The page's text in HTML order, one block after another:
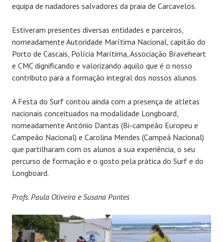
equipa de nadadores salvadores da praia de Carcavelos.
Estiveram presentes diversas entidades e parceiros,
nomeadamente Autoridade Marítima Nacional, capitão do
Porto de Cascais, Polícia Marítima, Associação Braveheart
e CMC dignificando e valorizando aquilo que é o nosso
contributo para a formação integral dos nossos alunos.
A Festa do Surf contou ainda com a presença de atletas
nacionais conceituados na modalidade Longboard,
nomeadamente António Dantas (Bi-campeão Europeu e
Campeão Nacional) e Carolina Mendes (Campeã Nacional)
que partilharam com os alunos a sua experiência, o seu
percurso de formação e o gosto pela prática do Surf e do
Longboard.
Profs. Paula Oliveira e Susana Pontes